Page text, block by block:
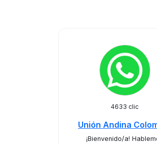
4633 clic
Unión Andina
¡Bienvenido/a!